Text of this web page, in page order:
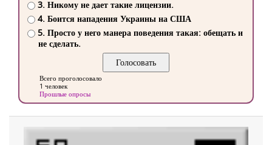
3. Никому не дает такие лицензии.
4. Боится нападения Украины на США
5. Просто у него манера поведения такая: обещать и
не сделать.
Всего проголосовало
1 человек
Прошлые опросы